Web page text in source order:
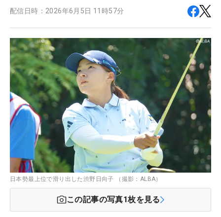
配信日時： 2026年6月5日 11時57分
日本勢最上位で滑り出した渋野日向子 （撮影：ALBA）
この記事の写真1枚を見る